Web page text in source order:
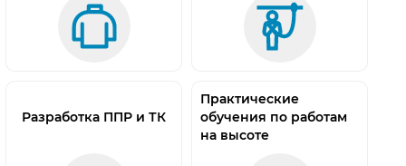
Разработка ППР и ТК
Практические
обучения по работам
на высоте